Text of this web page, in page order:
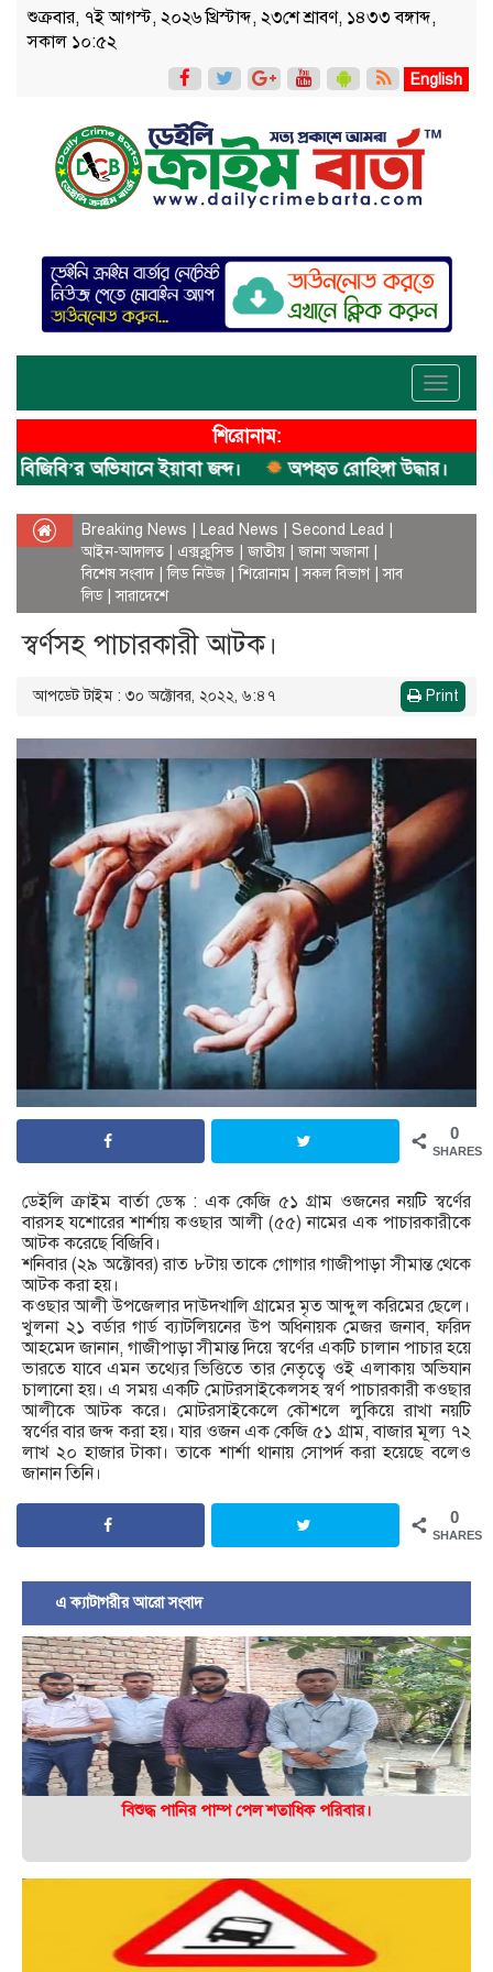
শুক্রবার, ৭ই আগস্ট, ২০২৬ খ্রিস্টাব্দ, ২৩শে শ্রাবণ, ১৪৩৩ বঙ্গাব্দ,
সকাল ১০:৫২
English
Toggle
শিরোনাম:
অভিযানে ইয়াবা জব্দ।
অপহৃত রোহিঙ্গা উদ্ধার।
Breaking News Lead News Second Lead
আইন-আদালত
এক্সক্লুসিভ |জাতীয় |জানা অজানা|
বিশেষ সংবাদ|লিড নিউজ |শিরোনাম|সকল বিভাগ|সাব
লিড|সারাদেশে
স্বর্ণসহ পাচারকারী আটক।
আপডেট টাইম : ৩০ অক্টোবর, ২০২২, ৬:৪৭ Print
0
SHARES
ডেইলি ক্রাইম বার্তা ডেস্ক : এক কেজি ৫১ গ্রাম ওজনের নয়টি স্বর্ণের
বারসহ যশোরের শার্শায় কওছার আলী (৫৫) নামের এক পাচারকারীকে
আটক করেছে বিজিবি।
শনিবার (২৯ অক্টোবর) রাত ৮টায় তাকে গোগার গাজীপাড়া সীমান্ত থেকে
আটক করা হয়।
কওছার আলী উপজেলার দাউদখালি গ্রামের মৃত আব্দুল করিমের ছেলে।
খুলনা ২১ বর্ডার গার্ড ব্যাটলিয়নের উপ অধিনায়ক মেজর জনাব, ফরিদ
আহমেদ জানান, গাজীপাড়া সীমান্ত দিয়ে স্বর্ণের একটি চালান পাচার হয়ে
ভারতে যাবে এমন তথ্যের ভিত্তিতে তার নেতৃত্বে ওই এলাকায় অভিযান
চালানো হয়। এ সময় একটি মোটরসাইকেলসহ স্বর্ণ পাচারকারী কওছার
আলীকে আটক করে। মোটরসাইকেলে কৌশলে লুকিয়ে রাখা নয়টি
স্বর্ণের বার জব্দ করা হয়। যার ওজন এক কেজি ৫১ গ্রাম, বাজার মূল্য ৭২
লাখ ২০ হাজার টাকা। তাকে শার্শা থানায় সোপর্দ করা হয়েছে বলেও
জানান তিনি।
0
SHARES
এ ক্যাটাগরীর আরো সংবাদ
বিশুদ্ধ পানির পাম্প পেল শতাধিক পরিবার।